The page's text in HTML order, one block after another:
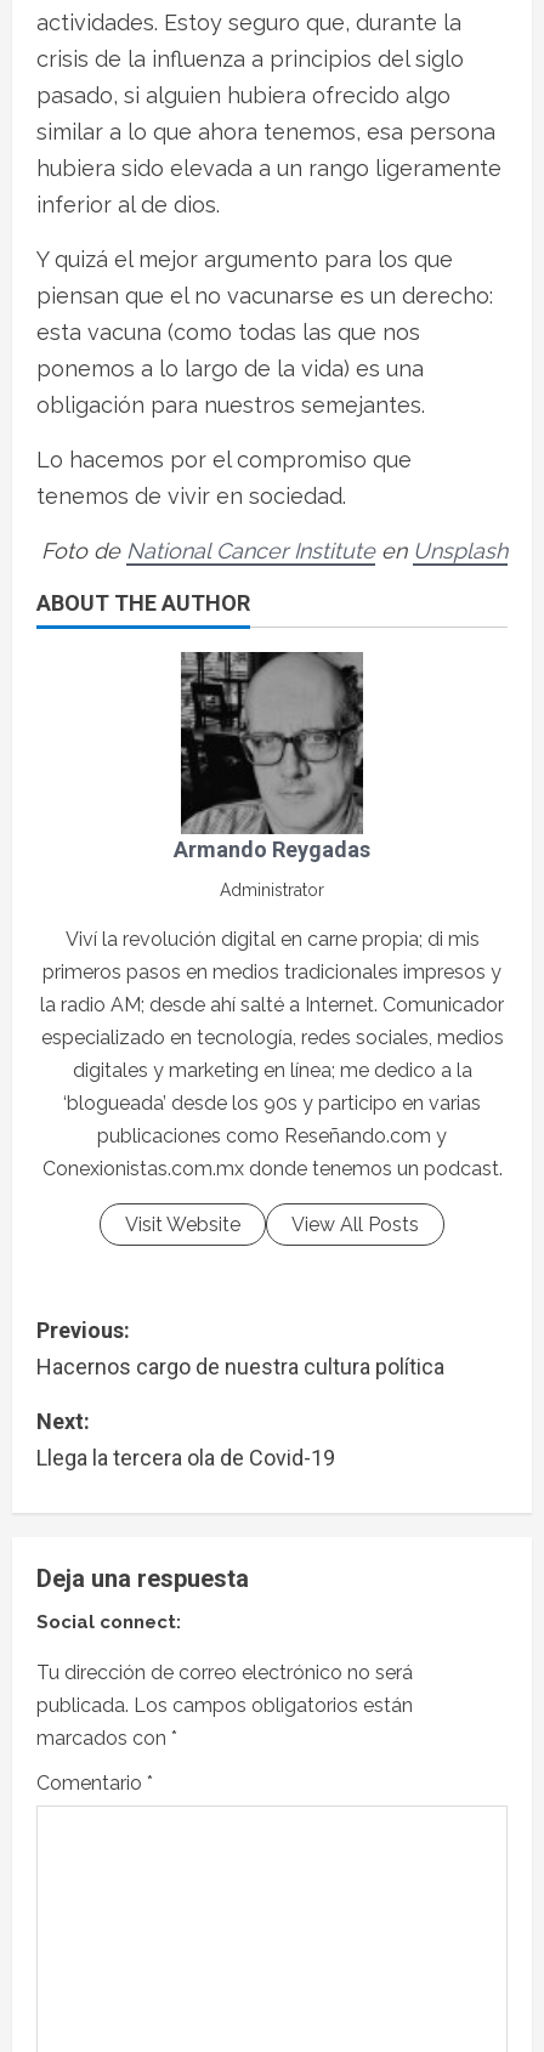
actividades. Estoy seguro que, durante la
crisis de la influenza a principios del siglo
pasado, si alguien hubiera ofrecido algo
similar a lo que ahora tenemos, esa persona
hubiera sido elevada a un rango ligeramente
inferior al de dios.
Y quizá el mejor argumento para los que
piensan que el no vacunarse es un derecho:
esta vacuna (como todas las que nos
ponemos a lo largo de la vida) es una
obligación para nuestros semejantes.
Lo hacemos por el compromiso que
tenemos de vivir en sociedad.
Foto de National Cancer Instituteen Unsplash
ABOUT THE AUTHOR
Armando Reygadas
Administrator
Viví la revolución digital en carne propia; di mis
primeros pasos en medios tradicionales impresos y
la radio AM; desde ahí salté a Internet. Comunicador
especializado en tecnología, redes sociales, medios
digitales y marketing en línea; me dedico a la
‘blogueada’ desde los 90s y participo en varias
publicaciones como Reseñando.com y
Conexionistas.com.mx donde tenemos un podcast.
Visit Website View All Posts
Previous:
Hacernos cargo de nuestra cultura política
Next:
Llega la tercera ola de Covid-19
Deja una respuesta
Social connect:
Tu dirección de correo electrónico no será
publicada. Los campos obligatorios están
marcados con *
Comentario *